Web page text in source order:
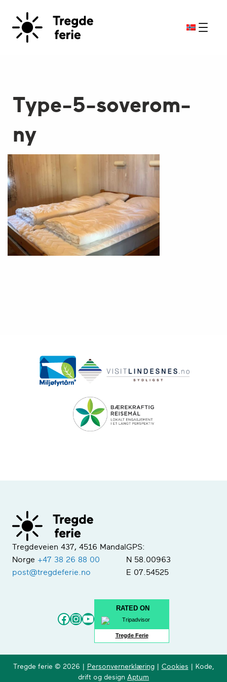
Type-5-soverom-
ny
Tregdeveien 437, 4516 Mandal
Norge +47 38 26 88 00
post@tregdeferie.no
GPS:
N 58.00963
E 07.54525
Facebook
Instagram
YouTube
RATED ON
Tregde Ferie
Tregde ferie © 2026 | Personvernerklæring| Cookies | Kode,
drift og design Aptum